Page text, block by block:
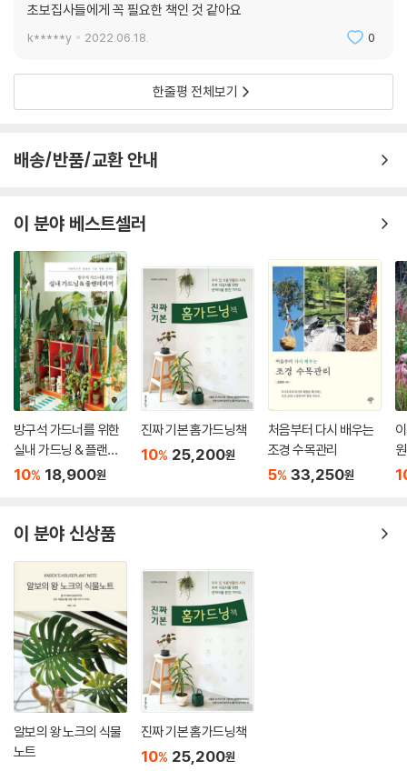
초보집사들에게 꼭 필요한 책인 것 같아요
k*****y 2022.06.18. 0
한줄평 전체보기
배송/반품/교환 안내
이 분야 베스트셀러
방구석 가드너를 위한
실내 가드닝 & 플랜테
리어
10% 18,900원
진짜 기본 홈가드닝책
10% 25,200원
처음부터 다시 배우는
조경 수목관리
5% 33,250원
이 분야 신상품
알보의 왕 노크의 식물
노트
진짜 기본 홈가드닝책
10% 25,200원